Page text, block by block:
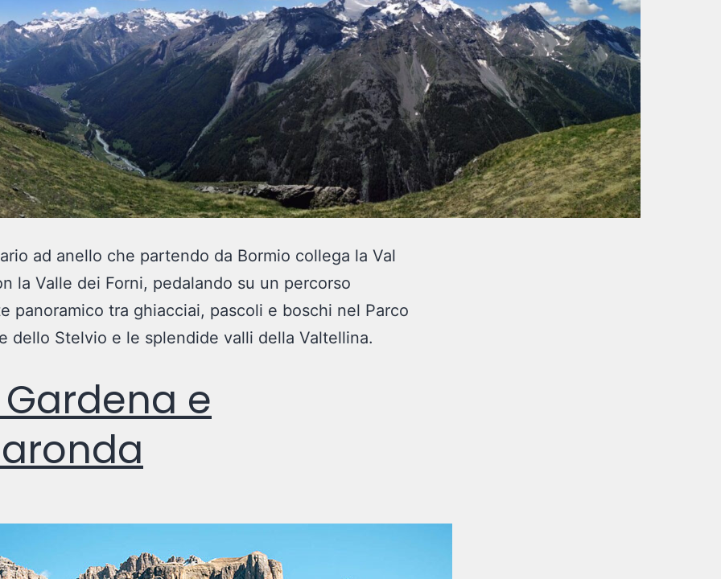
ad anello che partendo da Bormio collega la Val
la Valle dei Forni, pedalando su un percorso
panoramico tra ghiacciai, pascoli e boschi nel Parco
dello Stelvio e le splendide valli della Valtellina.
e